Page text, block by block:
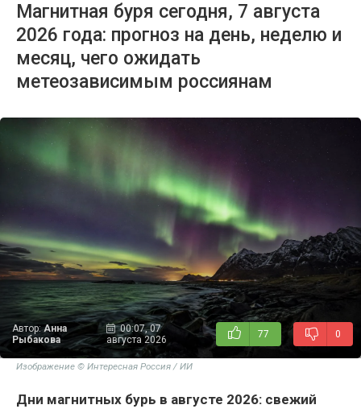
Магнитная буря сегодня, 7 августа
2026 года: прогноз на день, неделю и
месяц, чего ожидать
метеозависимым россиянам
Автор:Анна
Рыбакова
00:07, 07
августа 2026
77 0
Изображение © Интересная Россия / ИИ
Дни магнитных бурь в августе 2026: свежий